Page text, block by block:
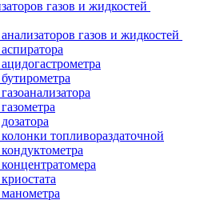
газов и жидкостей
газов и жидкостей
топливораздаточной